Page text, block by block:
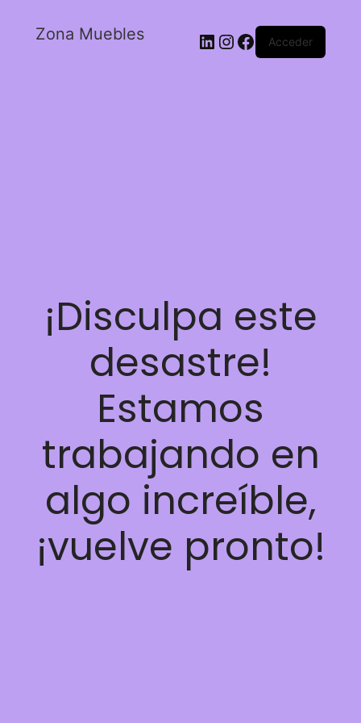
Zona Muebles Acceder
¡Disculpa este
desastre!
Estamos
trabajando en
algo increíble,
¡vuelve pronto!